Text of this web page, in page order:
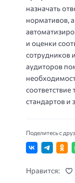
назначать
нормативов,
и оценки
сотрудников
аудиторов
стандартов и
Поделитесь с
Нравится: